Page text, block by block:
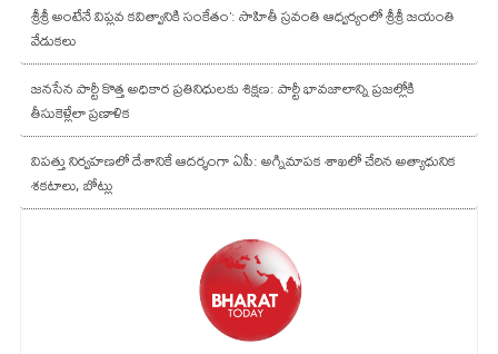
శ్రీశ్రీ అంటేనే విప్లవ కవిత్వానికి సంకేతం’: సాహితీ స్రవంతి ఆధ్వర్యంలో శ్రీశ్రీ జయంతి
వేడుకలు
జనసేన పార్టీ కొత్త అధికార ప్రతినిధులకు శిక్షణ: పార్టీ భావజాలాన్ని ప్రజల్లోకి
తీసుకెళ్లేలా ప్రణాళిక
విపత్తు నిర్వహణలో దేశానికే ఆదర్శంగా ఏపీ: అగ్నిమాపక శాఖలో చేరిన అత్యాధునిక
శకటాలు, బోట్లు